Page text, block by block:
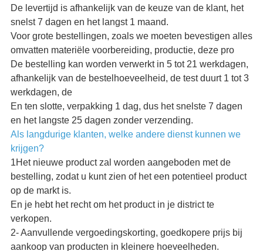
De levertijd is afhankelijk van de keuze van de klant, het
snelst 7 dagen en het langst 1 maand.
Voor grote bestellingen, zoals we moeten bevestigen alles
omvatten materiële voorbereiding, productie, deze pro
De bestelling kan worden verwerkt in 5 tot 21 werkdagen,
afhankelijk van de bestelhoeveelheid, de test duurt 1 tot 3
werkdagen, de
En ten slotte, verpakking 1 dag, dus het snelste 7 dagen
en het langste 25 dagen zonder verzending.
Als langdurige klanten, welke andere dienst kunnen we
krijgen?
1Het nieuwe product zal worden aangeboden met de
bestelling, zodat u kunt zien of het een potentieel product
op de markt is.
En je hebt het recht om het product in je district te
verkopen.
2- Aanvullende vergoedingskorting, goedkopere prijs bij
aankoop van producten in kleinere hoeveelheden.